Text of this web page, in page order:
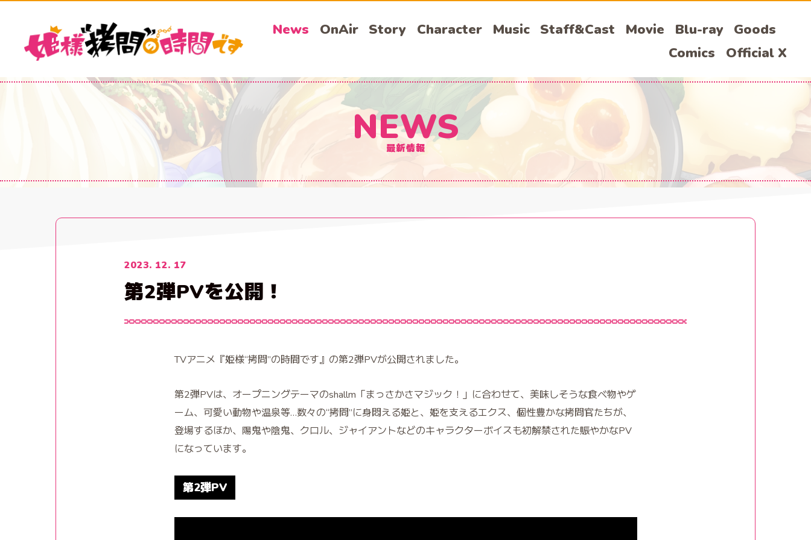
News OnAir Story Character Music Staff&Cast Movie Blu-ray
Goods
Comics
Official X
NEWS
最新情報
2023. 12. 17
第2弾PVを公開！
TVアニメ『姫様“拷問”の時間です』の第2弾PVが公開されました。
第2弾PVは、オープニングテーマのshallm「まっさかさマジック！」に合わせて、美味しそうな食べ物やゲ
ーム、可愛い動物や温泉等…数々の“拷問”に身悶える姫と、姫を支えるエクス、個性豊かな拷問官たちが、
登場するほか、陽鬼や陰鬼、クロル、ジャイアントなどのキャラクターボイスも初解禁された賑やかなPV
になっています。
第2弾PV